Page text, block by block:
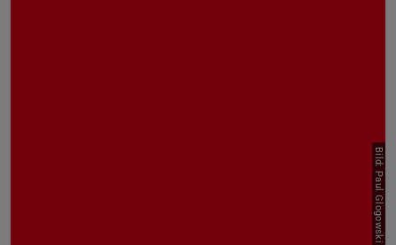
Bild: Paul Glogowski